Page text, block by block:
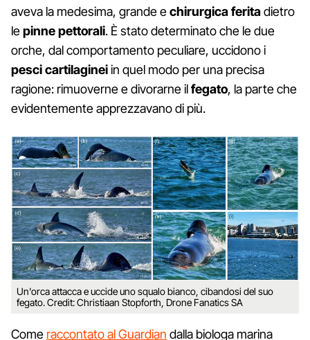
aveva la medesima, grande echirurgica feritadietro
lepinne pettorali. È stato determinato che le due
orche, dal comportamento peculiare, uccidono i
pesci cartilagineiin quel modo per una precisa
ragione: rimuoverne e divorarne ilfegato, la parte che
evidentemente apprezzavano di più.
Un'orca attacca e uccide uno squalo bianco, cibandosi del suo
fegato. Credit: Christiaan Stopforth, Drone Fanatics SA
Come raccontato al Guardian dalla biologa marina